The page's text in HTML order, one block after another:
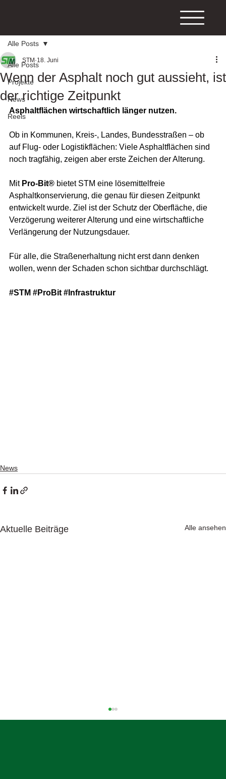
Alle Posts
Projekte
News
Reels
Alle Posts
Wenn der Asphalt noch gut aussieht, ist
der richtige Zeitpunkt
STM 18. Juni
Asphaltflächen wirtschaftlich länger nutzen.
Ob in Kommunen, Kreis-, Landes, Bundesstraßen – ob
auf Flug- oder Logistikflächen: Viele Asphaltflächen sind
noch tragfähig, zeigen aber erste Zeichen der Alterung.
Mit Pro-Bit® bietet STM eine lösemittelfreie
Asphaltkonservierung, die genau für diesen Zeitpunkt
entwickelt wurde. Ziel ist der Schutz der Oberfläche, die
Verzögerung weiterer Alterung und eine wirtschaftliche
Verlängerung der Nutzungsdauer.
Für alle, die Straßenerhaltung nicht erst dann denken
wollen, wenn der Schaden schon sichtbar durchschlägt.
#STM #ProBit #Infrastruktur
News
Aktuelle Beiträge Alle ansehen